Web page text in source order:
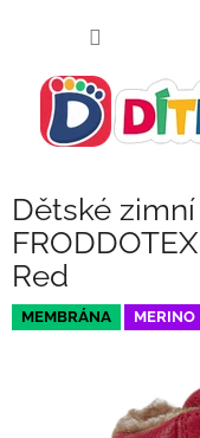
Dětské
Red
MEMBRÁNA MERINO